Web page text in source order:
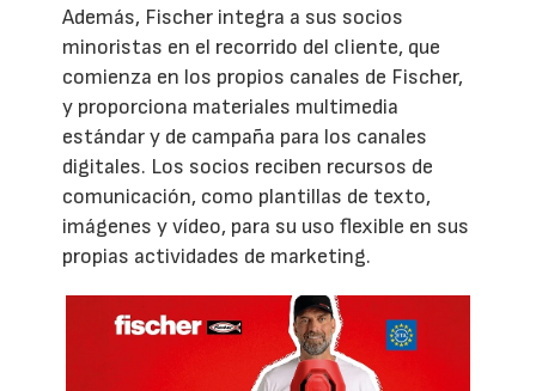
Además, Fischer integra a sus socios
minoristas en el recorrido del cliente, que
comienza en los propios canales de Fischer,
y proporciona materiales multimedia
estándar y de campaña para los canales
digitales. Los socios reciben recursos de
comunicación, como plantillas de texto,
imágenes y vídeo, para su uso flexible en sus
propias actividades de marketing.